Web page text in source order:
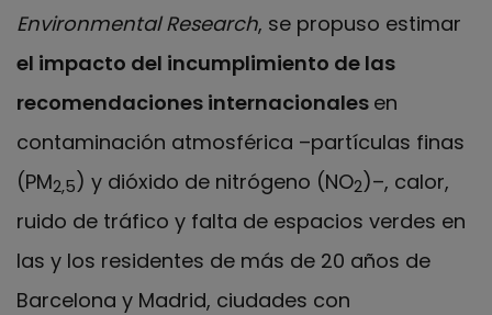
Environmental Research, se propuso estimar
el impacto del incumplimiento de las
recomendaciones internacionales en
contaminación atmosférica –partículas finas
(PM2,5) y dióxido de nitrógeno (NO2)–, calor,
ruido de tráfico y falta de espacios verdes en
las y los residentes de más de 20 años de
Barcelona y Madrid, ciudades con